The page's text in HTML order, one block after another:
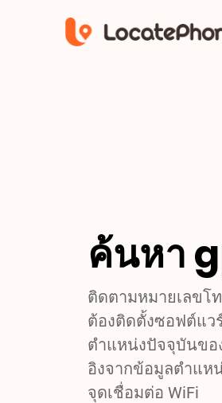
ค้นหา
ติดตามหมายเลขโ
ต้องติดตั้งซอฟต์แว
ตำแหน่งปัจจุบันขอ
อิงจากข้อมูลตำแห
จุดเชื่อมต่อ WiFi